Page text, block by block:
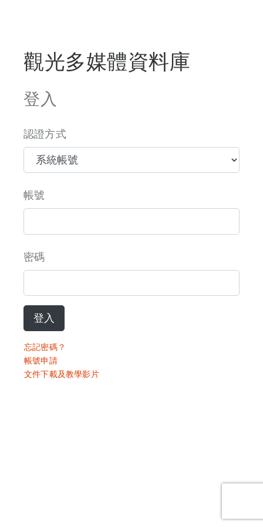
觀光多媒體資料庫
登入
認證方式
帳號
密碼
登入
忘記密碼？
帳號申請
文件下載及教學影片